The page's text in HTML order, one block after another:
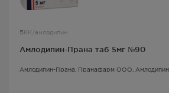
БКК/амлодипин
Амлодипин-Прана таб 5мг №90
Амлодипин-Прана , Пранафарм ООО, Амлодипин